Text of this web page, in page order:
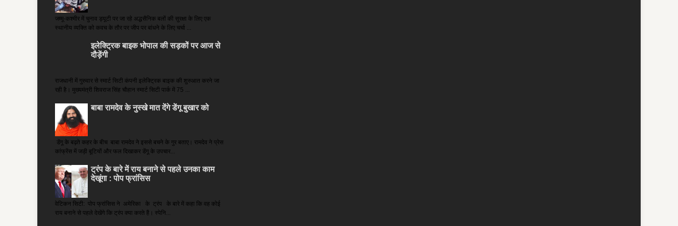
जम्मू-कश्मीर में चुनाव ड्यूटी पर जा रहे अद्धसैनिक बलों की सुरक्षा के लिए एक
स्थानीय व्यक्ति को कवच के तौर पर जीप पर बांधने के लिए चर्चा ...
इलेक्ट्रिक बाइक भोपाल की सड़कों पर आज से
दौड़ेंगी
राजधानी में गुरुवार से स्मार्ट सिटी कंपनी इलेक्ट्रिक बाइक की शुरुआत करने जा
रही है। मुख्यमंत्री शिवराज सिंह चौहान स्मार्ट सिटी पार्क में 75 ...
बाबा रामदेव के नुस्खे मात देंगे डेंगू बुखार को
डेंगू के बढ़ते कहर के बीच बाबा रामदेव ने इससे बचने के गुर बताए। रामदेव ने प्रेस
कांफ्रेंस में जड़ी बूटियों और फल दिखाकर डेंगू के उपचार...
ट्रंप के बारे में राय बनाने से पहले उनका काम
देखूंगा : पोप फ्रांसिस
वेटिकन सिटी: पोप फ्रांसिस ने अमेरिका के ट्रंप के बारे में कहा कि वह कोई
राय बनाने से पहले देखेंगे कि ट्रंप क्या करते हैं। स्पेनि...